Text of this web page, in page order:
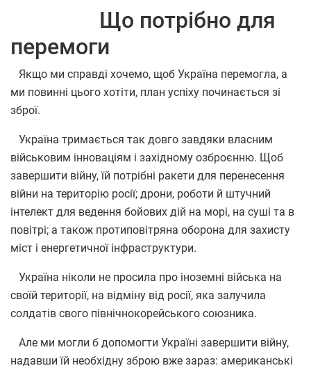
Що потрібно для
перемоги
Якщо ми справді хочемо, щоб Україна перемогла, а
ми повинні цього хотіти, план успіху починається зі
зброї.
Україна тримається так довго завдяки власним
військовим інноваціям і західному озброєнню. Щоб
завершити війну, їй потрібні ракети для перенесення
війни на територію росії; дрони, роботи й штучний
інтелект для ведення бойових дій на морі, на суші та в
повітрі; а також протиповітряна оборона для захисту
міст і енергетичної інфраструктури.
Україна ніколи не просила про іноземні війська на
своїй території, на відміну від росії, яка залучила
солдатів свого північнокорейського союзника.
Але ми могли б допомогти Україні завершити війну,
надавши їй необхідну зброю вже зараз: американські